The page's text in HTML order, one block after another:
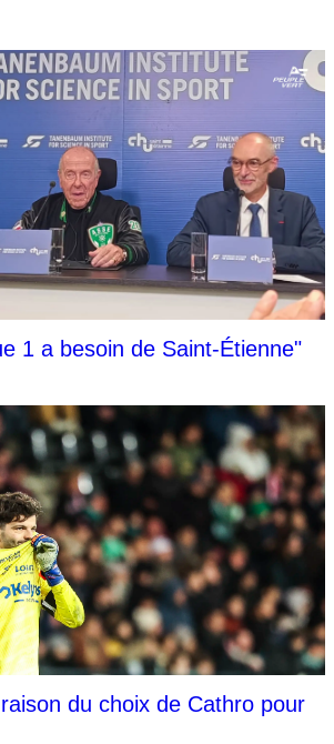
1 a besoin de Saint-Étienne"
du choix de Cathro pour